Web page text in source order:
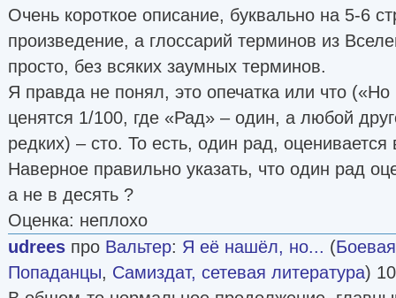
Очень короткое описание, буквально на 5-6
произведение, а глоссарий терминов из
просто, без всяких заумных терминов.
Я правда не понял, это опечатка или что
ценятся 1/100, где «Рад» – один, а любой
редких) – сто. То есть, один рад,
Наверное правильно указать, что один рад
а не в десять ?
Оценка: неплохо
udrees про Вальтер: Я её нашёл, но... (
Попаданцы, Самиздат, сетевая литература)